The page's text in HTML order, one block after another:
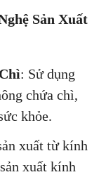
Sản Xuất
: Sử dụng
chứa chì,
khỏe.
xuất từ kính
xuất kính